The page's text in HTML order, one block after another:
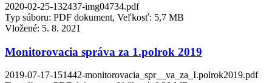
2020-02-25-132437-img04734.pdf
Typ súboru: PDF dokument, Veľkosť: 5,7 MB
Vložené: 5. 8. 2021
Monitorovacia správa za 1.polrok 2019
2019-07-17-151442-monitorovacia_spr__va_za_I.polrok2019.pdf